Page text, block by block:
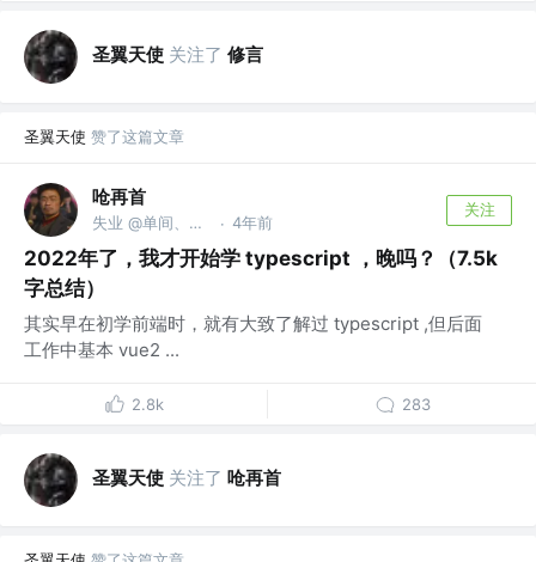
圣翼天使 关注了 修言
圣翼天使 赞了这篇文章
呛再首
失业 @单间、切图 · 4年前
关注
2022年了，我才开始学 typescript ，晚吗？（7.5k
字总结）
其实早在初学前端时，就有大致了解过 typescript ,但后面
工作中基本 vue2 ...
2.8k 283
圣翼天使 关注了 呛再首